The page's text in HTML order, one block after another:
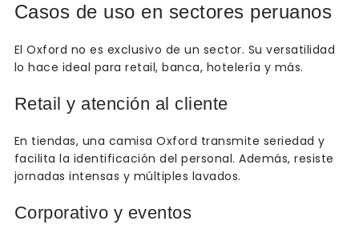
Casos de uso en sectores peruanos
El Oxford no es exclusivo de un sector. Su versatilidad
lo hace ideal para retail, banca, hotelería y más.
Retail y atención al cliente
En tiendas, una camisa Oxford transmite seriedad y
facilita la identificación del personal. Además, resiste
jornadas intensas y múltiples lavados.
Corporativo y eventos